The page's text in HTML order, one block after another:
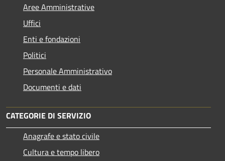
Aree Amministrative
Uffici
Enti e fondazioni
Politici
Personale Amministrativo
Documenti e dati
CATEGORIE DI SERVIZIO
Anagrafe e stato civile
Cultura e tempo libero